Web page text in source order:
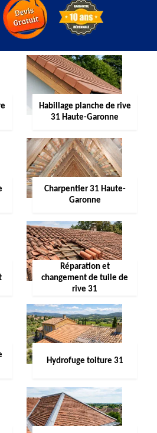
Habillage planche de rive
31 Haute-Garonne
Charpentier 31 Haute-
Garonne
Réparation et
changement de tuile de
rive 31
Hydrofuge toiture 31